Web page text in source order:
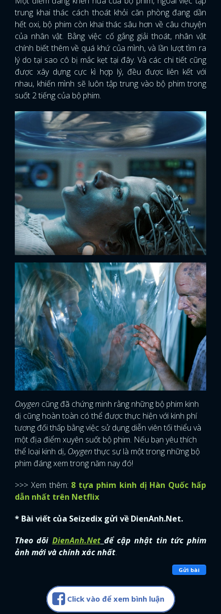
trung khai thác cách thoát khỏi căn phòng đang dần
hết oxi, bộ phim còn khai thác sâu hơn về câu chuyện
của nhân vật. Bằng việc cố gắng giải thoát, nhân vật
chính biết thêm về quá khứ của mình, và lần lượt tìm ra
lý do tại sao cô bị mắc kẹt tại đây. Và các chi tiết cũng
được xây dựng cực kì hợp lý, đều được liên kết với
nhau, khiến mình sẽ luôn tập trung vào bộ phim trong
suốt 2 tiếng của bộ phim.
Oxygen cũng đã chứng minh rằng những bộ phim kinh
dị cũng hoàn toàn có thể được thực hiện với kinh phí
tương đối thấp bằng việc sử dụng diễn viên tối thiểu và
một địa điểm xuyên suốt bộ phim. Nếu bạn yêu thích
thể loại kinh dị, Oxygen thực sự là một trong những bộ
phim đáng xem trong năm nay đó!
>>> Xem thêm: 8 tựa phim kinh dị Hàn Quốc hấp
dẫn nhất trên Netflix
* Bài viết của Seizedix gửi về DienAnh.Net.
Theo dõi DienAnh.Net để cập nhật tin tức phim
ảnh mới và chính xác nhất.
Gửi bài
Click vào để xem bình luận